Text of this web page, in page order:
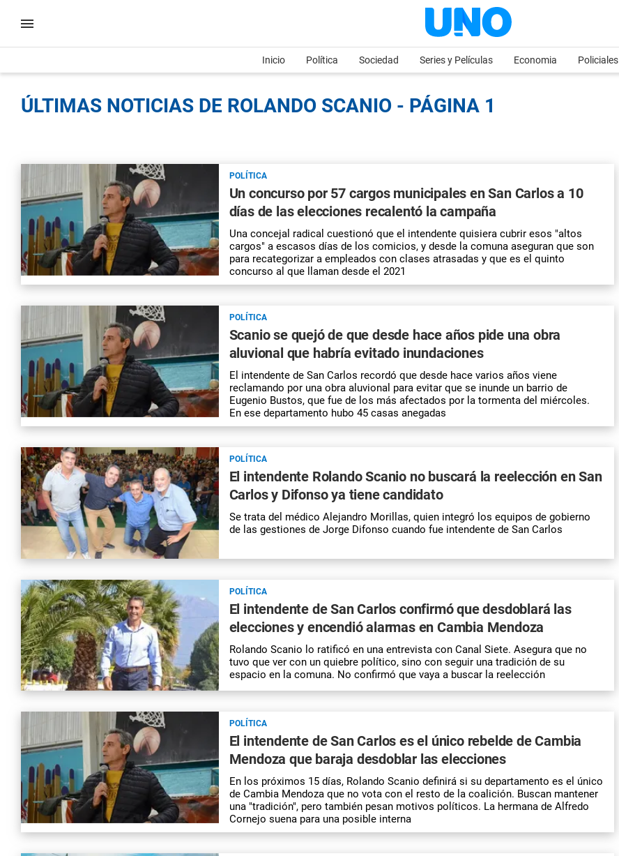
Inicio Política Sociedad Series y Películas Economia Policiales
ÚLTIMAS NOTICIAS DE ROLANDO SCANIO - PÁGINA 1
POLÍTICA
Un concurso por 57 cargos municipales en San Carlos a 10
días de las elecciones recalentó la campaña
Una concejal radical cuestionó que el intendente quisiera cubrir esos "altos
cargos" a escasos días de los comicios, y desde la comuna aseguran que son
para recategorizar a empleados con clases atrasadas y que es el quinto
concurso al que llaman desde el 2021
POLÍTICA
Scanio se quejó de que desde hace años pide una obra
aluvional que habría evitado inundaciones
El intendente de San Carlos recordó que desde hace varios años viene
reclamando por una obra aluvional para evitar que se inunde un barrio de
Eugenio Bustos, que fue de los más afectados por la tormenta del miércoles.
En ese departamento hubo 45 casas anegadas
POLÍTICA
El intendente Rolando Scanio no buscará la reelección en San
Carlos y Difonso ya tiene candidato
Se trata del médico Alejandro Morillas, quien integró los equipos de gobierno
de las gestiones de Jorge Difonso cuando fue intendente de San Carlos
POLÍTICA
El intendente de San Carlos confirmó que desdoblará las
elecciones y encendió alarmas en Cambia Mendoza
Rolando Scanio lo ratificó en una entrevista con Canal Siete. Asegura que no
tuvo que ver con un quiebre político, sino con seguir una tradición de su
espacio en la comuna. No confirmó que vaya a buscar la reelección
POLÍTICA
El intendente de San Carlos es el único rebelde de Cambia
Mendoza que baraja desdoblar las elecciones
En los próximos 15 días, Rolando Scanio definirá si su departamento es el único
de Cambia Mendoza que no vota con el resto de la coalición. Buscan mantener
una "tradición", pero también pesan motivos políticos. La hermana de Alfredo
Cornejo suena para una posible interna